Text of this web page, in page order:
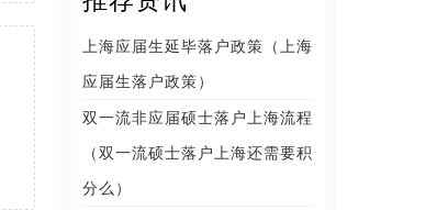
上海应届生延毕落户政策（上海
应届生落户政策）
双一流非应届硕士落户上海流程
（双一流硕士落户上海还需要积
分么）